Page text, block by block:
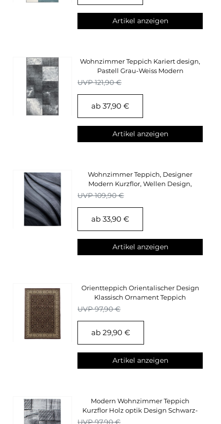
Artikel anzeigen
Wohnzimmer Teppich Kariert design,
Pastell Grau-Weiss Modern
Konturenschnitt
UVP 121,90 €
ab 37,90 €
Artikel anzeigen
Wohnzimmer Teppich, Designer
Modern Kurzflor, Wellen Design,
Schwarz,Weiss
UVP 109,90 €
ab 33,90 €
Artikel anzeigen
Orientteppich Orientalischer Design
Klassisch Ornament Teppich
Wohnzimmer Rot
UVP 97,90 €
ab 29,90 €
Artikel anzeigen
Modern Wohnzimmer Teppich
Kurzflor Holz optik Design Schwarz-
Grau, Pflegeleicht
UVP 97,90 €